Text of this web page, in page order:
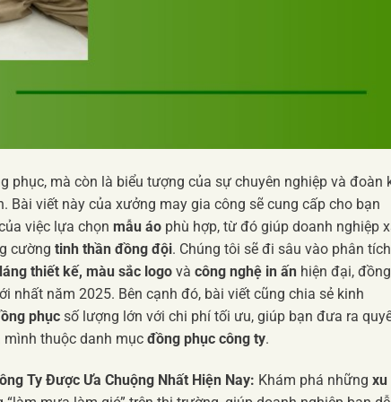
phục, mà còn là biểu tượng của sự chuyên nghiệp và đoàn
Bài viết này của xưởng may gia công sẽ cung cấp cho bạn
việc lựa chọn mẫu áo phù hợp, từ đó giúp doanh nghiệp
cường tinh thần đồng đội. Chúng tôi sẽ đi sâu vào phân tích
thiết kế, màu sắc logo và công nghệ in ấn hiện đại, đồng
nhất năm 2025. Bên cạnh đó, bài viết cũng chia sẻ kinh
phục số lượng lớn với chi phí tối ưu, giúp bạn đưa ra
thuộc danh mục đồng phục công ty.
Ty Được Ưa Chuộng Nhất Hiện Nay: Khám phá những xu